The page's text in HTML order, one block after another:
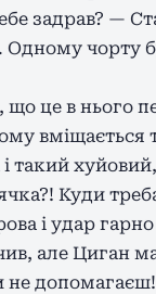
задрав? —
Одному чорту
це в нього
такий
Куди
і удар
але Циган
не